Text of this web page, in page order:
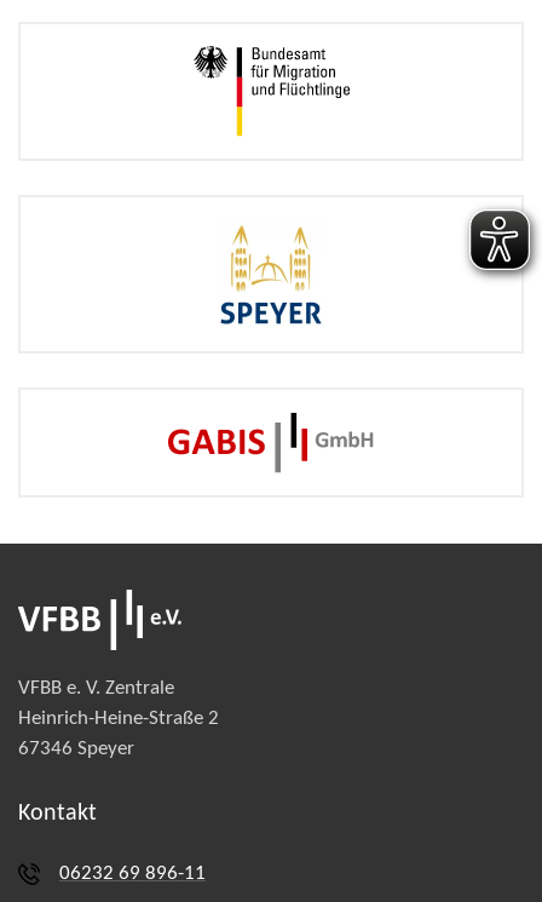
VFBB e. V. Zentrale
Heinrich-Heine-Straße 2
67346 Speyer
Kontakt
06232 69 896-11